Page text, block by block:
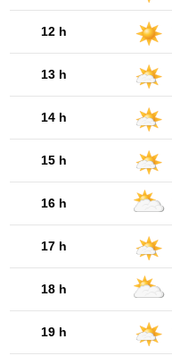
12 h
13 h
14 h
15 h
16 h
17 h
18 h
19 h